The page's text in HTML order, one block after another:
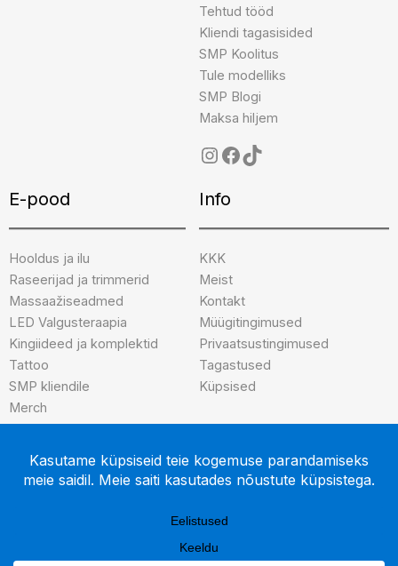
Tehtud tööd
Kliendi tagasisided
SMP Koolitus
Tule modelliks
SMP Blogi
Maksa hiljem
E-pood
Hooldus ja ilu
Raseerijad ja trimmerid
Massaažiseadmed
LED Valgusteraapia
Kingiideed ja komplektid
Tattoo
SMP kliendile
Merch
INK-credible
After Art
Info
KKK
Meist
Kontakt
Müügitingimused
Privaatsustingimused
Tagastused
Küpsised